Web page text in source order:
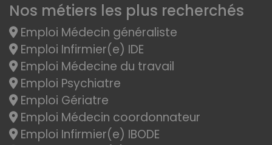
Nos métiers les plus recherchés
Emploi Médecin généraliste
Emploi Infirmier(e) IDE
Emploi Médecine du travail
Emploi Psychiatre
Emploi Gériatre
Emploi Médecin coordonnateur
Emploi Infirmier(e) IBODE